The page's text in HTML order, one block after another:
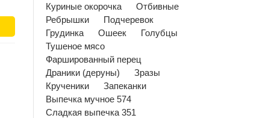
Куриные окорочка
Отбивные
Ребрышки
Подчеревок
Грудинка
Ошеек
Голубцы
Тушеное мясо
Фаршированный перец
Драники (деруны)
Зразы
Крученики
Запеканки
Выпечка мучное 574
Сладкая выпечка 351